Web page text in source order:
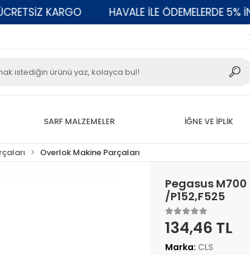
KARGO HAVALE İLE ÖDEMELERDE 5%
SARF MALZEMELER İĞNE VE İPLİK
Overlok Makine Parçaları
Pegasus
/P152,F525
134,46 TL
Marka: CLS